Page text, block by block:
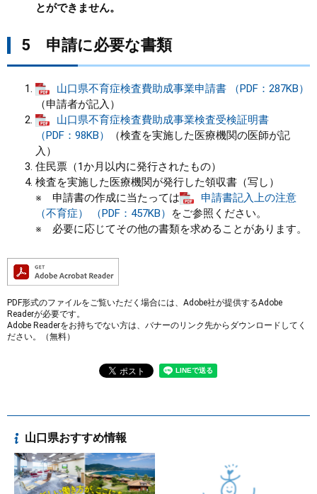
とができません。
5 申請に必要な書類
山口県不育症検査費助成事業申請書 （PDF：287KB）
（申請者が記入）
山口県不育症検査費助成事業検査受検証明書
（PDF：98KB）
（検査を実施した医療機関の医師が記
入）
住民票（1か月以内に発行されたもの）
検査を実施した医療機関が発行した領収書（写し）
※ 申請書の作成に当たっては
申請書記入上の注意
（不育症） （PDF：457KB）
をご参照ください。
※ 必要に応じてその他の書類を求めることがあります。
PDF形式のファイルをご覧いただく場合には、Adobe社が提供するAdobe
Readerが必要です。
Adobe Readerをお持ちでない方は、バナーのリンク先からダウンロードしてく
ださい。（無料）
山口県おすすめ情報